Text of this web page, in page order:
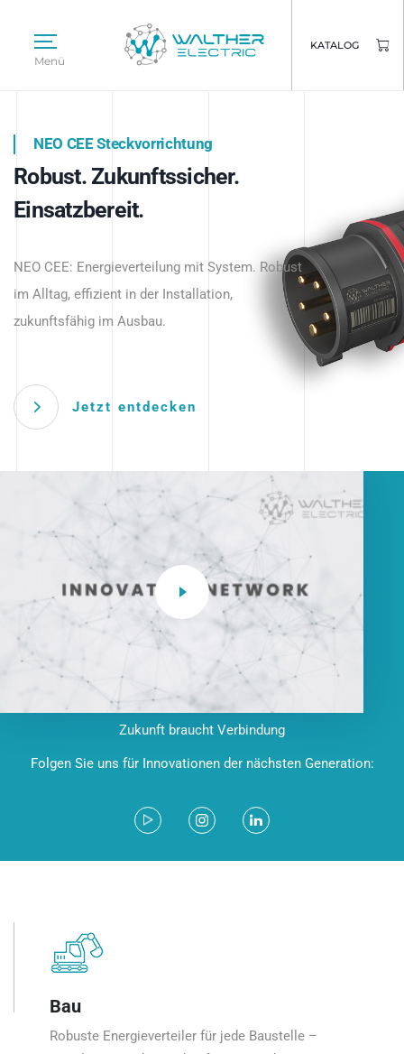
Menü
KATALOG
Intelligente Stromverteilung
beginnt hier.
NEO CEE Steckvorrichtung
Robust. Zukunftssicher.
Einsatzbereit.
NEO CEE: Energieverteilung mit System. Robust
im Alltag, effizient in der Installation,
zukunftsfähig im Ausbau.
Jetzt entdecken
Intelligenz trifft Energie.
Anwendungen – robust, IP-geschützt und
zukunftsfähig.
Zukunft braucht Verbindung
Folgen Sie uns für Innovationen der nächsten Generation:
Bau
Robuste Energieverteiler für jede Baustelle –